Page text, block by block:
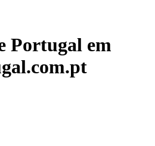
Portugal em